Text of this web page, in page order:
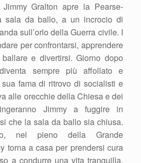
Gralton apre la Pearse-
sala da ballo, a un incrocio di
sull’orlo della Guerra civile. I
per confrontarsi, apprendere
e divertirsi. Giorno dopo
sempre più affollato e
fama di ritrovo di socialisti e
alle orecchie della Chiesa e dei
Jimmy a fuggire in
che la sala da ballo sia chiusa.
nel pieno della Grande
torna a casa per prendersi cura
a condurre una vita tranquilla.